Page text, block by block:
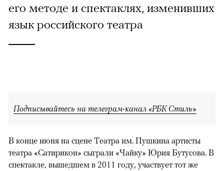
его методе и спектаклях, изменивших
язык российского театра
Подписывайтесь на телеграм-канал «РБК Стиль»
В конце июня на сцене Театра им. Пушкина артисты
театра «Сатирикон» сыграли «Чайку» Юрия Бутусова. В
спектакле, вышедшем в 2011 году, участвует тот же